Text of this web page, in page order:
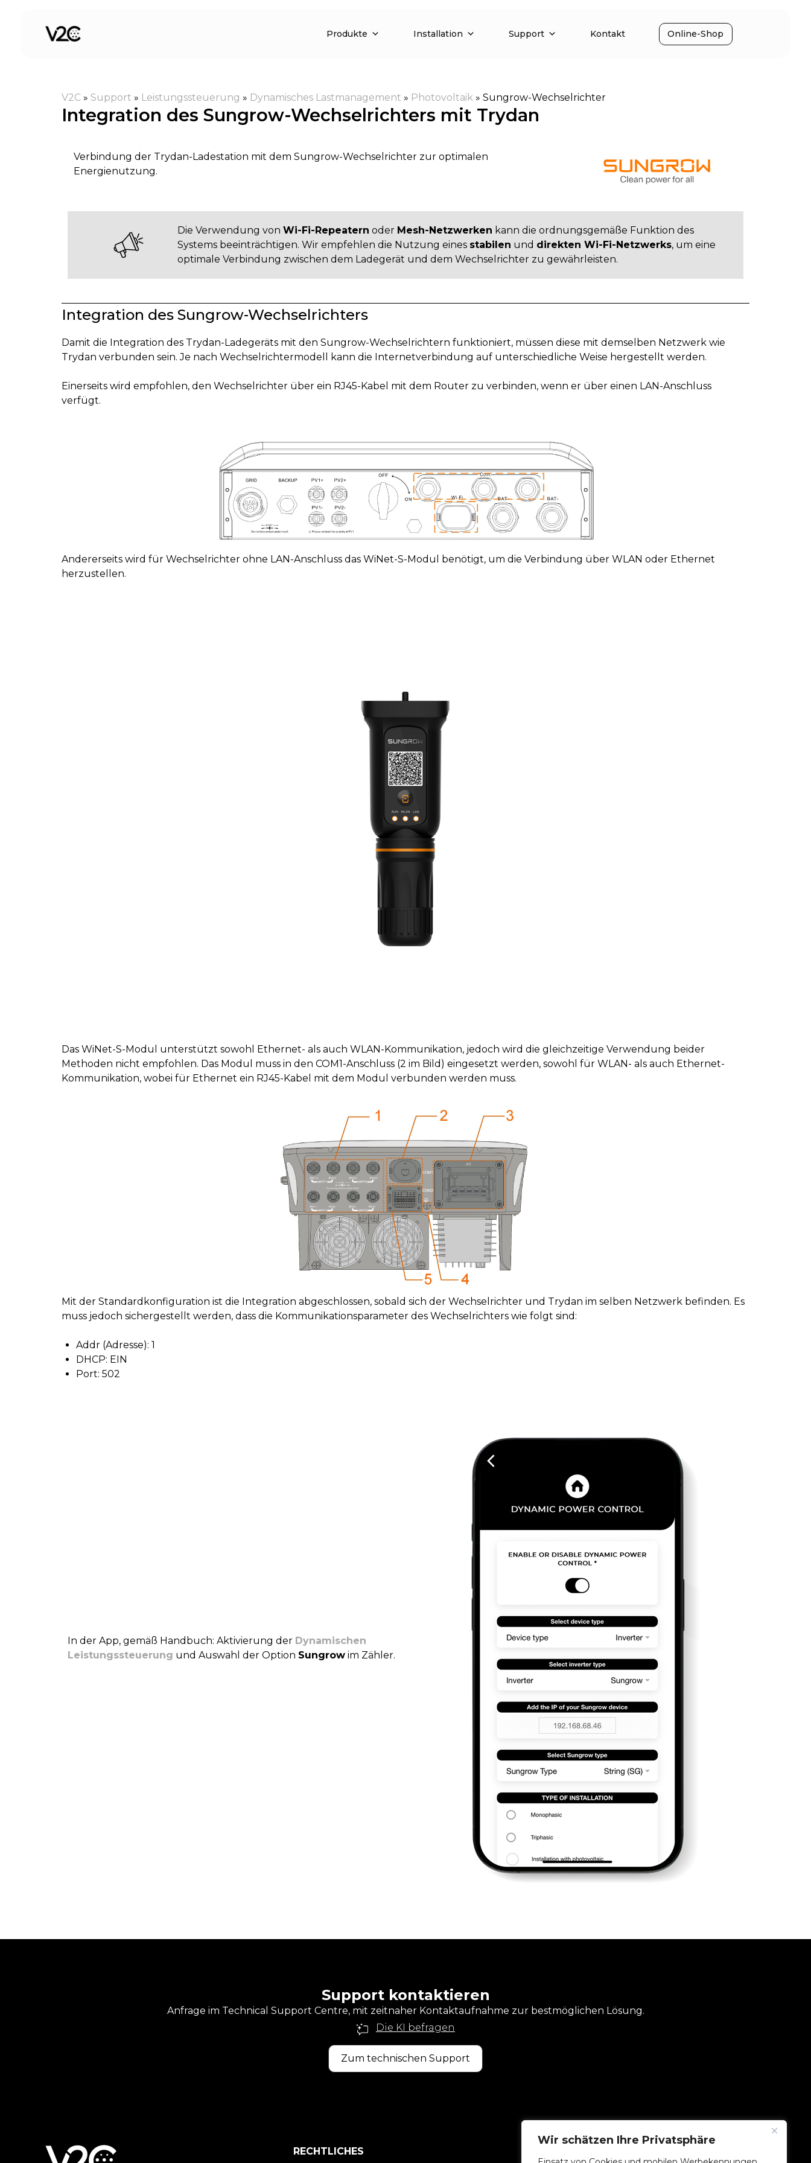
Wir schätzen Ihre Privatsphäre
Produkte Installation Support Kontakt Online-Shop
V2C » Support » Leistungssteuerung » Dynamisches Lastmanagement » Photovoltaik » Sungrow-Wechselrichter
Integration des Sungrow-Wechselrichters mit Trydan
Verbindung der Trydan-Ladestation mit dem Sungrow-Wechselrichter zur optimalen
Energienutzung.
Die Verwendung von Wi-Fi-Repeatern oder Mesh-Netzwerken kann die ordnungsgemäße Funktion des
Systems beeinträchtigen. Wir empfehlen die Nutzung eines stabilen und direkten Wi-Fi-Netzwerks, um eine
optimale Verbindung zwischen dem Ladegerät und dem Wechselrichter zu gewährleisten.
Integration des Sungrow-Wechselrichters
Damit die Integration des Trydan-Ladegeräts mit den Sungrow-Wechselrichtern funktioniert, müssen diese mit demselben Netzwerk wie
Trydan verbunden sein. Je nach Wechselrichtermodell kann die Internetverbindung auf unterschiedliche Weise hergestellt werden.
Einerseits wird empfohlen, den Wechselrichter über ein RJ45-Kabel mit dem Router zu verbinden, wenn er über einen LAN-Anschluss
verfügt.
Andererseits wird für Wechselrichter ohne LAN-Anschluss das WiNet-S-Modul benötigt, um die Verbindung über WLAN oder Ethernet
herzustellen.
Das WiNet-S-Modul unterstützt sowohl Ethernet- als auch WLAN-Kommunikation, jedoch wird die gleichzeitige Verwendung beider
Methoden nicht empfohlen. Das Modul muss in den COM1-Anschluss (2 im Bild) eingesetzt werden, sowohl für WLAN- als auch Ethernet-
Kommunikation, wobei für Ethernet ein RJ45-Kabel mit dem Modul verbunden werden muss.
Mit der Standardkonfiguration ist die Integration abgeschlossen, sobald sich der Wechselrichter und Trydan im selben Netzwerk befinden. Es
muss jedoch sichergestellt werden, dass die Kommunikationsparameter des Wechselrichters wie folgt sind:
Addr (Adresse): 1
DHCP: EIN
Port: 502
In der App, gemäß Handbuch: Aktivierung der Dynamischen
Leistungssteuerung und Auswahl der Option Sungrow im Zähler.
Support kontaktieren
Anfrage im Technical Support Centre, mit zeitnaher Kontaktaufnahme zur bestmöglichen Lösung.
Die KI befragen
Zum technischen Support
RECHTLICHES